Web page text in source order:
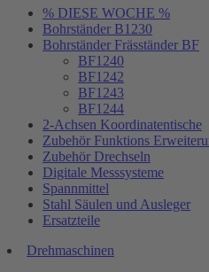
% DIESE WOCHE %
Bohrständer B1230
Bohrständer Fräsständer BF
BF1240
BF1242
BF1243
BF1244
2-Achsen Koordinatentische
Zubehör Funktions
Zubehör Drechseln
Digitale Messsysteme
Spannmittel
Stahl Säulen und Ausleger
Ersatzteile
Drehmaschinen